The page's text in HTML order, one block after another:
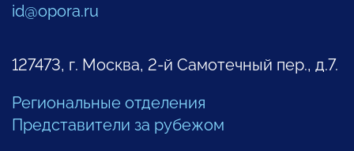
id@opora.ru
127473, г. Москва, 2-й Самотечный пер., д.7.
Региональные отделения
Представители за рубежом